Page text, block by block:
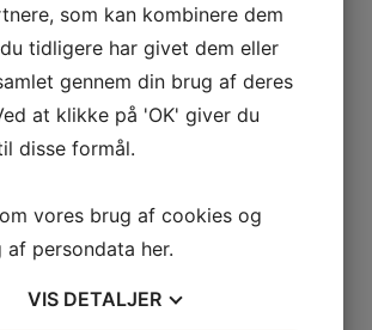
16A
til kurv
som kan kombinere dem
tidligere har givet dem eller
gennem din brug af deres
at klikke på 'OK' giver du
disse formål.
vores brug af cookies og
af persondata her.
VIS DETALJER